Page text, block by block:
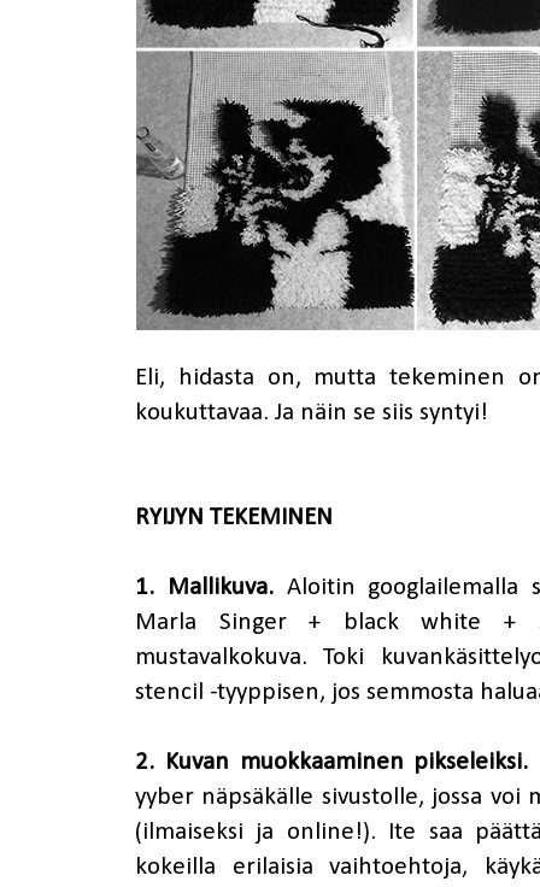
Eli, hidasta on, mutta tekeminen
koukuttavaa. Ja näin se siis syntyi!
RYIJYN TEKEMINEN
1. Mallikuva. Aloitin googlailemalla
Marla Singer + black white +
mustavalkokuva. Toki
stencil -tyyppisen, jos semmosta
2. Kuvan muokkaaminen pikseleiksi.
yyber näpsäkälle sivustolle, jossa
(ilmaiseksi ja online!). Ite saa
kokeilla erilaisia vaihtoehtoja,